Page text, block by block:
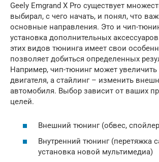
Geely Emgrand X Pro существует
выбирал, с чего начать, и понял, что
основные направления. Это и чип-
установка дополнительных
этих видов тюнинга имеет свои
позволяет добиться определенных
Например, чип-тюнинг может
двигателя, а стайлинг – изменить
автомобиля. Выбор зависит от ваших
целей.
Внешний тюнинг (обвес,
Внутренний тюнинг (перетяжка
установка новой мультимедиа)